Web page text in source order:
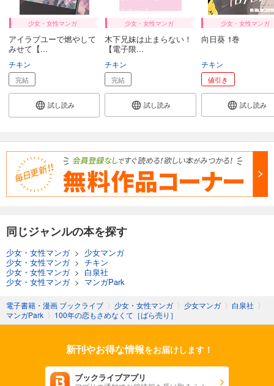
少女・女性マンガ
アイラブユーで燃やして
みせて【...
チキン
完結
試し読み
少女・女性マンガ
木下兄妹は止まらない！
【電子限...
チキン
完結
試し読み
少女・女性マンガ
向日葵 1巻
チキン
値引き
試し読み
同じジャンルの本を探す
少女・女性マンガ> 少女マンガ
少女・女性マンガ> チキン
少女・女性マンガ> 白泉社
少女・女性マンガ> マンガPark
電子書籍・漫画 ブックライブ 〉 少女・女性マンガ 〉 少女マンガ 〉 白泉社 〉
マンガPark 〉 100年の恋もさめなくて［ばら売り］
新刊やお得な情報をお届けします！
ブックライブアプリ